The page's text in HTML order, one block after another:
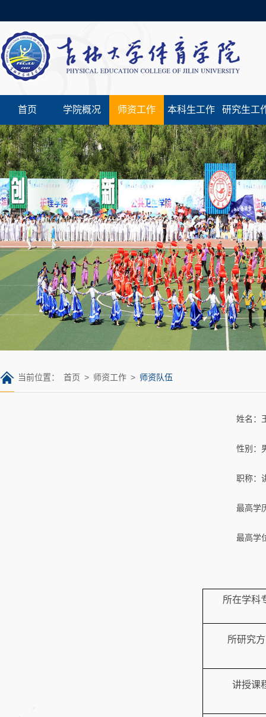
首页 学院概况 师资工作 本科生工作 研究生工
当前位置： 首页 > 师资工作 > 师资队伍
姓名：
性别：
职称：
最高学
最高学
所在学科
所研究
讲授课